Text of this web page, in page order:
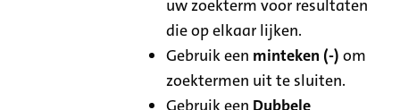
uw zoekterm voor resultaten
die op elkaar lijken.
Gebruik een minteken (-) om
zoektermen uit te sluiten.
Gebruik een Dubbele